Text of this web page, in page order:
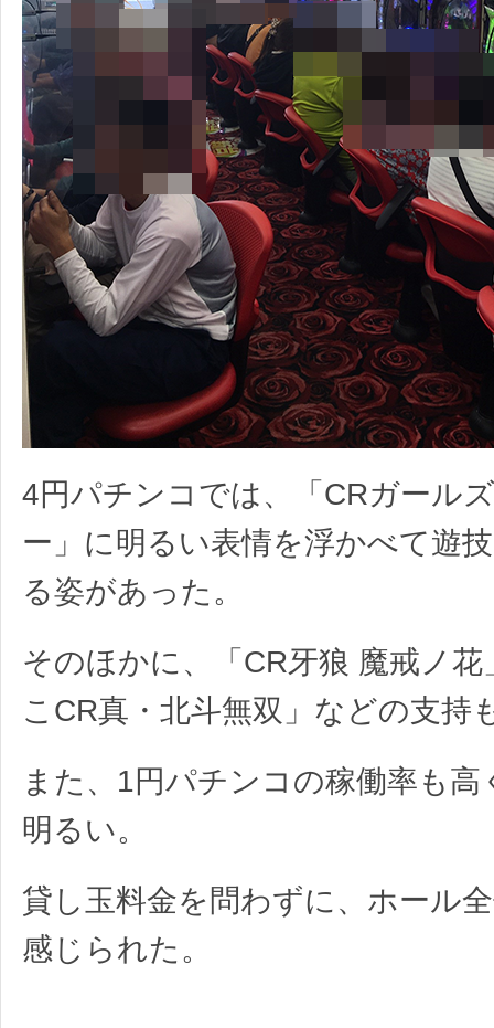
4円パチンコでは、「CRガール
ー」に明るい表情を浮かべて遊
る姿があった。
そのほかに、「CR牙狼 魔戒ノ
こCR真・北斗無双」などの支持
また、1円パチンコの稼働率も高
明るい。
貸し玉料金を問わずに、ホール
感じられた。